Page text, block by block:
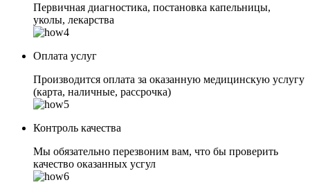
Первичная диагностика, постановка капельницы,
уколы, лекарства
Оплата услуг
Производится оплата за оказанную медицинскую услугу
(карта, наличные, рассрочка)
Контроль качества
Мы обязательно перезвоним вам, что бы проверить
качество оказанных усгул